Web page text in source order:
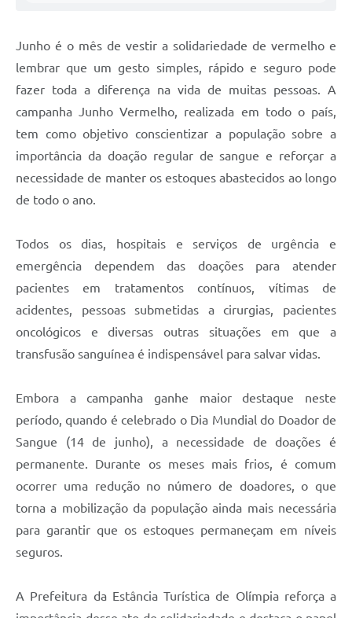
Junho é o mês de vestir a solidariedade de vermelho e
lembrar que um gesto simples, rápido e seguro pode
fazer toda a diferença na vida de muitas pessoas. A
campanha Junho Vermelho, realizada em todo o país,
tem como objetivo conscientizar a população sobre a
importância da doação regular de sangue e reforçar a
necessidade de manter os estoques abastecidos ao longo
de todo o ano.
Todos os dias, hospitais e serviços de urgência e
emergência dependem das doações para atender
pacientes em tratamentos contínuos, vítimas de
acidentes, pessoas submetidas a cirurgias, pacientes
oncológicos e diversas outras situações em que a
transfusão sanguínea é indispensável para salvar vidas.
Embora a campanha ganhe maior destaque neste
período, quando é celebrado o Dia Mundial do Doador de
Sangue (14 de junho), a necessidade de doações é
permanente. Durante os meses mais frios, é comum
ocorrer uma redução no número de doadores, o que
torna a mobilização da população ainda mais necessária
para garantir que os estoques permaneçam em níveis
seguros.
A Prefeitura da Estância Turística de Olímpia reforça a